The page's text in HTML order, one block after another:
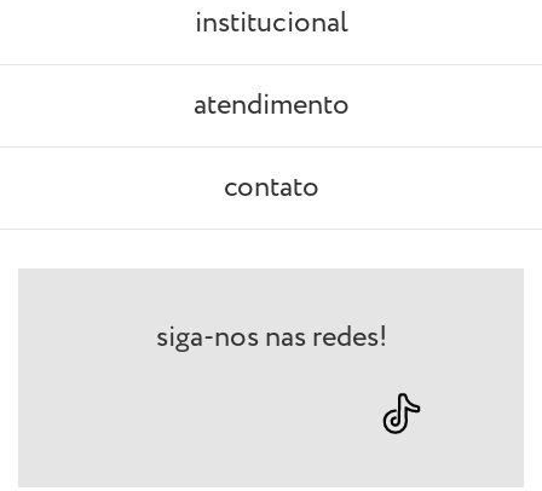
institucional
atendimento
contato
siga-nos nas redes!